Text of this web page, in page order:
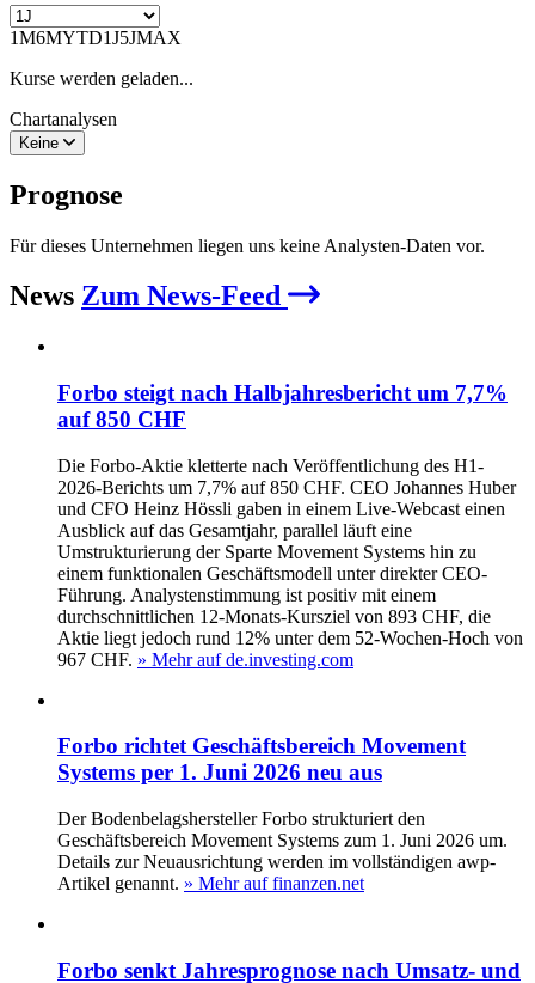
1M6MYTD1J5JMAX
Kurse werden geladen...
Chartanalysen
Keine
Prognose
Für dieses Unternehmen liegen uns keine Analysten-Daten vor.
News Zum News-Feed
Forbo steigt nach Halbjahresbericht um 7,7%
auf 850 CHF
Die Forbo-Aktie kletterte nach Veröffentlichung des H1-
2026-Berichts um 7,7% auf 850 CHF. CEO Johannes Huber
und CFO Heinz Hössli gaben in einem Live-Webcast einen
Ausblick auf das Gesamtjahr, parallel läuft eine
Umstrukturierung der Sparte Movement Systems hin zu
einem funktionalen Geschäftsmodell unter direkter CEO-
Führung. Analystenstimmung ist positiv mit einem
durchschnittlichen 12‑Monats‑Kursziel von 893 CHF, die
Aktie liegt jedoch rund 12% unter dem 52‑Wochen‑Hoch von
967 CHF. » Mehr auf de.investing.com
Forbo richtet Geschäftsbereich Movement
Systems per 1. Juni 2026 neu aus
Der Bodenbelagshersteller Forbo strukturiert den
Geschäftsbereich Movement Systems zum 1. Juni 2026 um.
Details zur Neuausrichtung werden im vollständigen awp-
Artikel genannt. » Mehr auf finanzen.net
Forbo senkt Jahresprognose nach Umsatz- und